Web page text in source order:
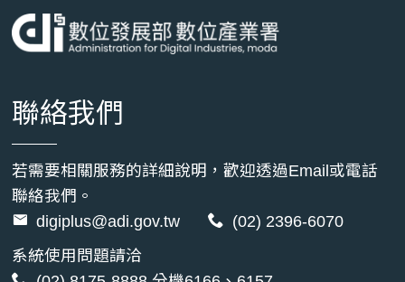
聯絡我們
若需要相關服務的詳細說明，歡迎透過Email或電話
聯絡我們。
digiplus@adi.gov.tw
(02) 2396-6070
系統使用問題請洽